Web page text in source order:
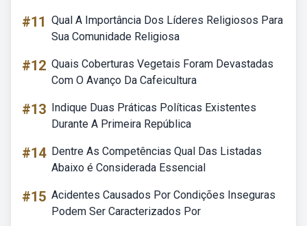
#11 Qual A Importância Dos Líderes Religiosos Para
Sua Comunidade Religiosa
#12 Quais Coberturas Vegetais Foram Devastadas
Com O Avanço Da Cafeicultura
#13 Indique Duas Práticas Políticas Existentes
Durante A Primeira República
#14 Dentre As Competências Qual Das Listadas
Abaixo é Considerada Essencial
#15 Acidentes Causados Por Condições Inseguras
Podem Ser Caracterizados Por